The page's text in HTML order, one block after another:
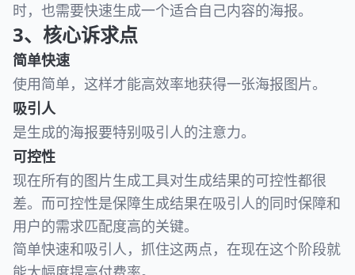
时，也需要快速生成一个适合自己内容的海报。
3、核心诉求点
简单快速
使用简单，这样才能高效率地获得一张海报图片。
吸引人
是生成的海报要特别吸引人的注意力。
可控性
现在所有的图片生成工具对生成结果的可控性都很
差。而可控性是保障生成结果在吸引人的同时保障和
用户的需求匹配度高的关键。
简单快速和吸引人，抓住这两点，在现在这个阶段就